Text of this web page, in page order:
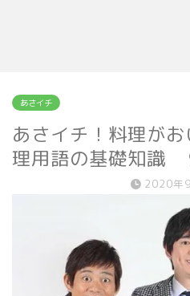
あさイチ
あさイチ！料理が
理用語の基礎知識
2020年